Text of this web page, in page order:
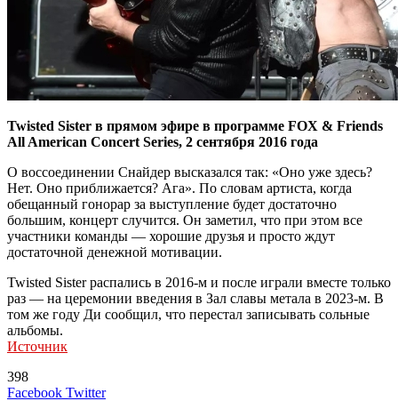
Twisted Sister в прямом эфире в программе FOX & Friends
All American Concert Series, 2 сентября 2016 года
О воссоединении Снайдер высказался так: «Оно уже здесь?
Нет. Оно приближается? Ага». По словам артиста, когда
обещанный гонорар за выступление будет достаточно
большим, концерт случится. Он заметил, что при этом все
участники команды — хорошие друзья и просто ждут
достаточной денежной мотивации.
Twisted Sister распались в 2016-м и после играли вместе только
раз — на церемонии введения в Зал славы метала в 2023-м. В
том же году Ди сообщил, что перестал записывать сольные
альбомы.
Источник
398
Facebook TwitterLinkedIn
Tumblr
Reddit
Вконтакте
Одноклассники
Skype
Messenger
Messenger
WhatsApp
Telegram
Viber
Line
Поделиться
Печатать